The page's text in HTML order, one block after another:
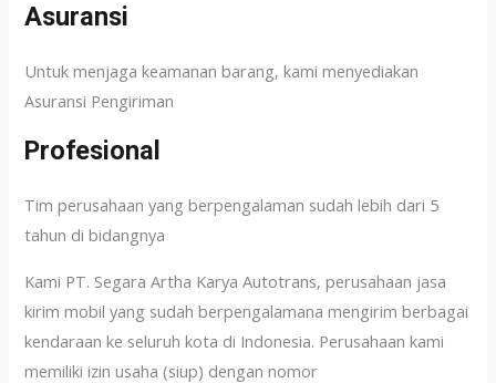
Asuransi
Untuk menjaga keamanan barang, kami menyediakan
Asuransi Pengiriman
Profesional
Tim perusahaan yang berpengalaman sudah lebih dari 5
tahun di bidangnya
Kami PT. Segara Artha Karya Autotrans, perusahaan jasa
kirim mobil yang sudah berpengalamana mengirim berbagai
kendaraan ke seluruh kota di Indonesia. Perusahaan kami
memiliki izin usaha (siup) dengan nomor